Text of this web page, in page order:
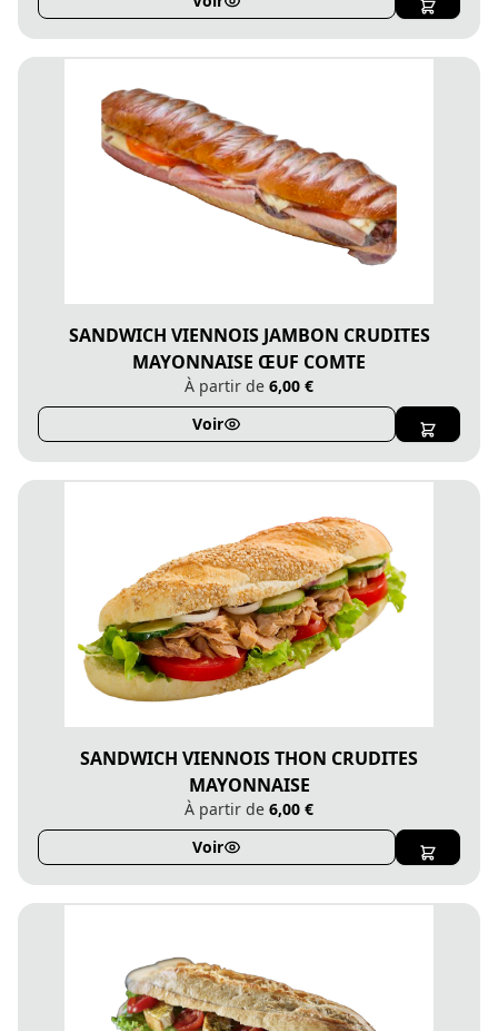
SANDWICH VIENNOIS JAMBON CRUDITES
MAYONNAISE ŒUF COMTE
À partir de 6,00 €
Voir
SANDWICH VIENNOIS THON CRUDITES
MAYONNAISE
À partir de 6,00 €
Voir